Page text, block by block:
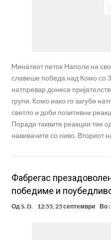
Mинатиот петок Наполи на
славеше победа над Комо со
натпревар донесе
групи. Комо иако го загуби
светло и доби позитивни
Поради таквите реакции тие
навивачите со пиво. Вториот
Фабрегас
победиме и
Од S. D. 12:55, 25 септември Во :